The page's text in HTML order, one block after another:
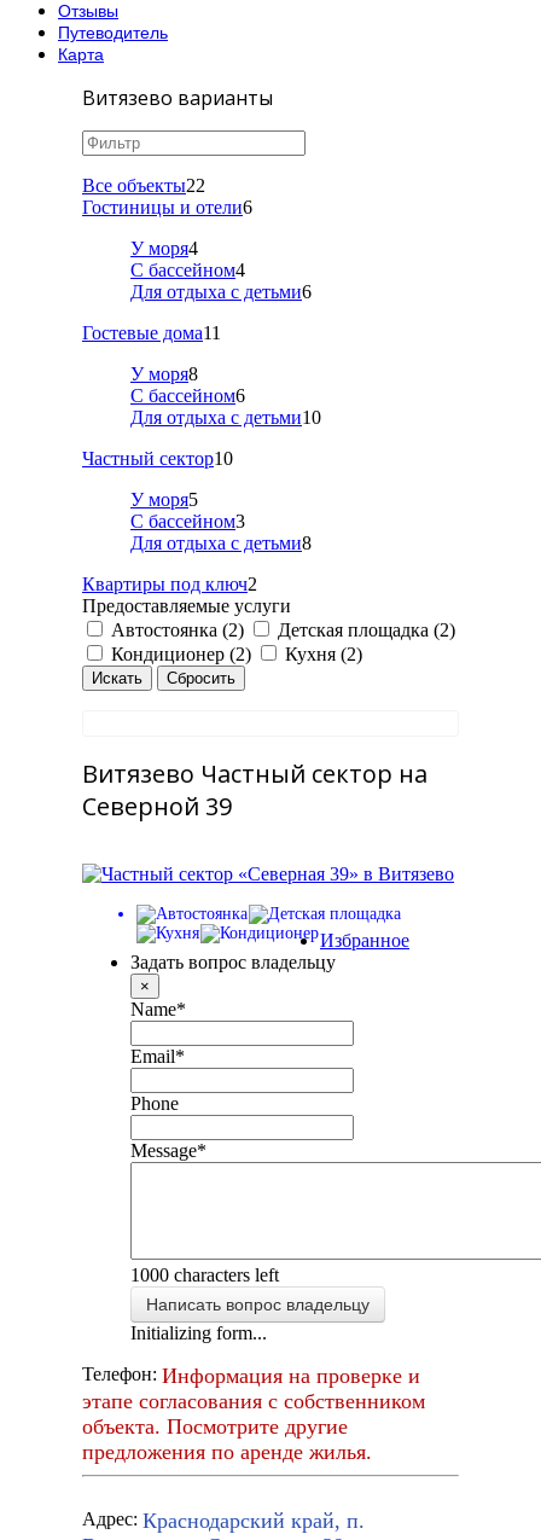
Отзывы
Путеводитель
Карта
Витязево варианты
Все объекты22
Гостиницы и отели6
У моря4
С бассейном4
Для отдыха с детьми6
Гостевые дома11
У моря8
С бассейном6
Для отдыха с детьми10
Частный сектор10
У моря5
С бассейном3
Для отдыха с детьми8
Квартиры под ключ2
Предоставляемые услуги
Автостоянка (2)
Детская площадка (2)
Кондиционер (2)
Кухня (2)
Витязево Частный сектор на
Северной 39
Избранное
Задать вопрос владельцу
×
Name*
Email*
Phone
Message*
1000 characters left
Написать вопрос владельцу
Initializing form...
Телефон: Информация на проверке и
этапе согласования с собственником
объекта. Посмотрите другие
предложения по аренде жилья.
Адрес: Краснодарский край, п.